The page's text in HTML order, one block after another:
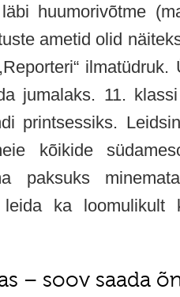
huumorivõtme
ametid olid
jumalaks. 11.
printsessiks.
kõikide
paksuks
ka loomulikult
– soov saada